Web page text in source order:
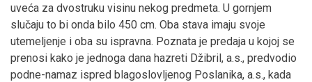
uveća za dvostruku visinu nekog predmeta. U gornjem
slučaju to bi onda bilo 450 cm. Oba stava imaju svoje
utemeljenje i oba su ispravna. Poznata je predaja u kojoj se
prenosi kako je jednoga dana hazreti Džibril, a.s., predvodio
podne-namaz ispred blagoslovljenog Poslanika, a.s., kada